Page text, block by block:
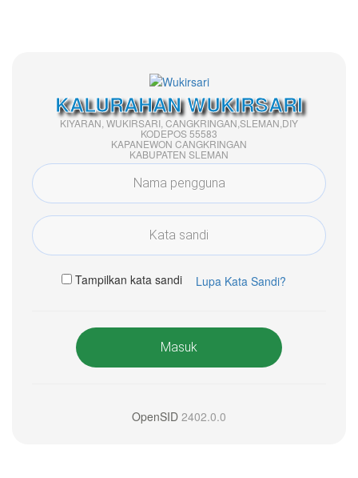
KALURAHAN WUKIRSARI
KIYARAN, WUKIRSARI, CANGKRINGAN,SLEMAN,DIY
KODEPOS 55583
KAPANEWON CANGKRINGAN
KABUPATEN SLEMAN
Tampilkan kata sandi Lupa Kata Sandi?
Masuk
OpenSID 2402.0.0